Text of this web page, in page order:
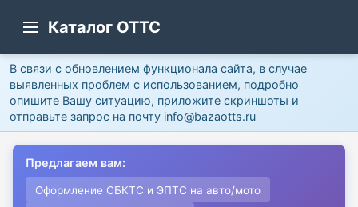
Каталог ОТТС
В связи с обновлением функционала сайта, в случае
выявленных проблем с использованием, подробно
опишите Вашу ситуацию, приложите скриншоты и
отправьте запрос на почту info@bazaotts.ru
Предлагаем вам:
Оформление СБКТС и ЭПТС на авто/мото